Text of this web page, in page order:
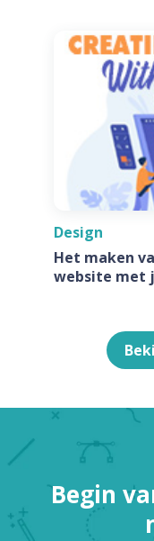
Design
Het maken
website met
Begin